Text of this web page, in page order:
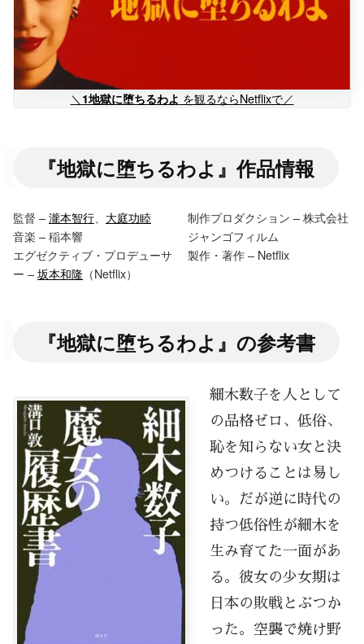
＼ 1地獄に堕ちるわよ を観るならNetflixで／
『地獄に堕ちるわよ』作品情報
監督 –瀧本智行
大庭功睦
音楽 – 稲本響
エグゼクティブ・プロデューサ
ー –坂本和隆 （Netflix）
制作プロダクション – 株式会社
ジャンゴフィルム
製作・著作 – Netflix
『地獄に堕ちるわよ』の参考書
細木数子を人として
の品格ゼロ、低俗、
恥を知らない女と決
めつけることは易し
い。だが逆に時代の
持つ低俗性が細木を
生み育てた一面があ
る。彼女の少女期は
日本の敗戦とぶつか
った。空襲で焼け野